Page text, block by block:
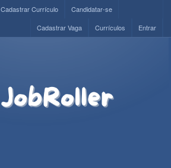
Cadastrar Currículo
Candidatar-se
Entrar
Currículos
Cadastrar Vaga